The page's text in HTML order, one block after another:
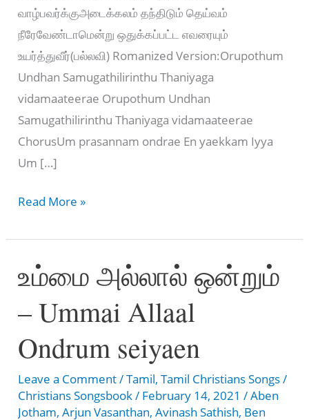
வாழ்பவர்க்குஅடைக்கலம் தந்திடும் தெய்வம்
நீரேவேண்டாமென்று ஒதுக்கப்பட்ட எவரையும்
உயர்த்துவீர்(பல்லவி) Romanized Version:Orupothum
Undhan Samugathilirinthu Thaniyaga
vidamaateerae Orupothum Undhan
Samugathilirinthu Thaniyaga vidamaateerae
ChorusUm prasannam ondrae En yaekkam Iyya
Um […]
Orupothum
–
ஒருபோதும்
உந்தன்
Read More »
உம்மை அல்லால் ஒன்றும்
– Ummai Allaal
Ondrum seiyaen
Leave a Comment/Tamil,Tamil Christians Songs/
Christians Songsbook/ February 14, 2021/Aben
Jotham,Arjun Vasanthan,Avinash Sathish, Ben